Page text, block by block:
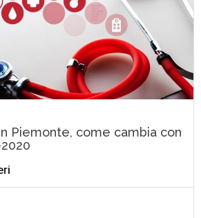
Piemonte, come cambia con